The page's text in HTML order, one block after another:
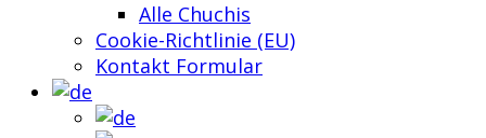
Alle Chuchis
Cookie-Richtlinie (EU)
Kontakt Formular